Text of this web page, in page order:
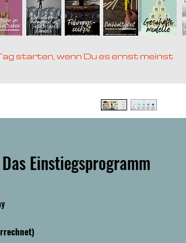
Einstiegsprogramm